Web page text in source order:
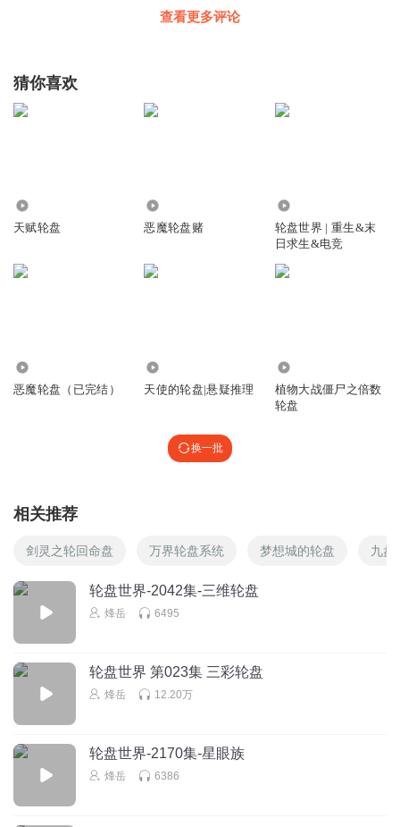
查看更多评论
猜你喜欢
天赋轮盘 恶魔轮盘赌
轮盘世界 | 重生&末
日求生&电竞
恶魔轮盘（已完结） 天使的轮盘|悬疑推理
植物大战僵尸之倍数
轮盘
换一批
相关推荐
剑灵之轮回命盘 万界轮盘系统 梦想城的轮盘 九盘
轮盘世界-2042集-三维轮盘
烽岳 6495
轮盘世界 第023集 三彩轮盘
烽岳 12.20万
轮盘世界-2170集-星眼族
烽岳 6386